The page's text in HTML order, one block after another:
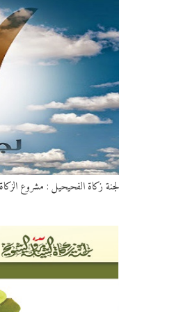
لجنة زكاة الفحيحيل : مشروع